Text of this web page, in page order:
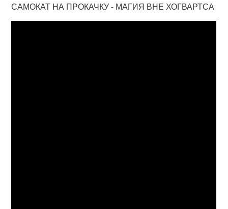
САМОКАТ НА ПРОКАЧКУ - МАГИЯ ВНЕ ХОГВАРТСА